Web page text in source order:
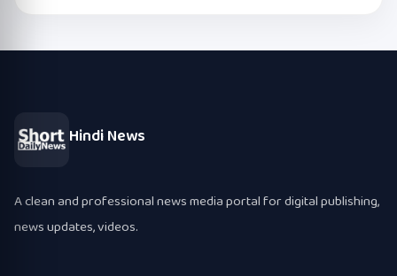
Hindi News
A clean and professional news media portal for digital publishing,
news updates, videos.